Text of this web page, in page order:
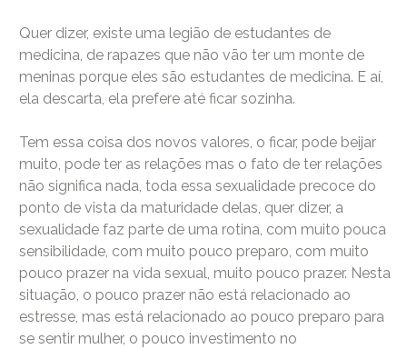
Quer dizer, existe uma legião de estudantes de
medicina, de rapazes que não vão ter um monte de
meninas porque eles são estudantes de medicina. E aí,
ela descarta, ela prefere até ficar sozinha.
Tem essa coisa dos novos valores, o ficar, pode beijar
muito, pode ter as relações mas o fato de ter relações
não significa nada, toda essa sexualidade precoce do
ponto de vista da maturidade delas, quer dizer, a
sexualidade faz parte de uma rotina, com muito pouca
sensibilidade, com muito pouco preparo, com muito
pouco prazer na vida sexual, muito pouco prazer. Nesta
situação, o pouco prazer não está relacionado ao
estresse, mas está relacionado ao pouco preparo para
se sentir mulher, o pouco investimento no